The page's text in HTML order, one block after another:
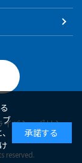
イバシーポリシー
reserved.
ブ
承諾する